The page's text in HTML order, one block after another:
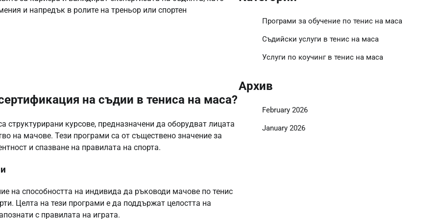
и напредък в ролите на треньор или спортен
на съдии в тениса на маса?
курсове, предназначени да оборудват лицата
на мачове. Тези програми са от съществено значение за
и спазване на правилата на спорта.
на способността на индивида да ръководи мачове по тенис
Целта на тези програми е да поддържат целостта на
с правилата на играта.
Програми за обучение по тенис на маса
Съдийски услуги в тенис на маса
Услуги по коучинг в тенис на маса
Архив
February 2026
January 2026